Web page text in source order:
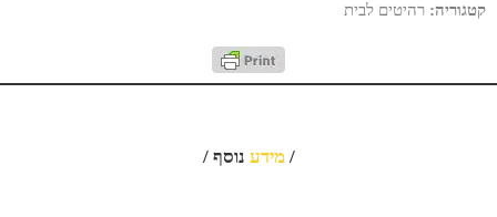
קטגוריה: רהיטים לבית
/ מידע נוסף /